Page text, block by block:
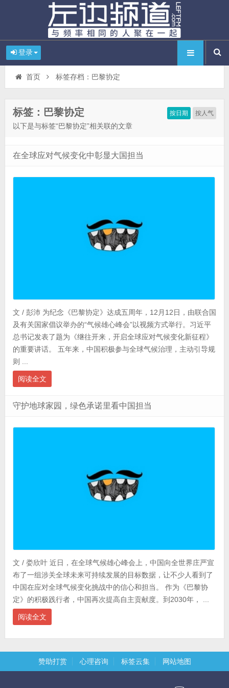
登录
首页 标签存档：巴黎协定
按日期 按人气
标签：巴黎协定
以下是与标签“巴黎协定”相关联的文章
在全球应对气候变化中彰显大国担当
文 / 彭沛 为纪念《巴黎协定》达成五周年，12月12日，由联合国
及有关国家倡议举办的“气候雄心峰会”以视频方式举行。习近平
总书记发表了题为《继往开来，开启全球应对气候变化新征程》
的重要讲话。 五年来，中国积极参与全球气候治理，主动引导规
则 ...
阅读全文
守护地球家园，绿色承诺里看中国担当
文 / 娄欣叶 近日，在全球气候雄心峰会上，中国向全世界庄严宣
布了一组涉关全球未来可持续发展的目标数据，让不少人看到了
中国在应对全球气候变化挑战中的信心和担当。 作为《巴黎协
定》的积极践行者，中国再次提高自主贡献度。到2030年， ...
阅读全文
赞助打赏 心理咨询 标签云集 网站地图